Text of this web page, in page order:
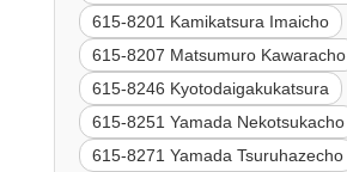
615-8201 Kamikatsura Imaicho
615-8207 Matsumuro Kawaracho
615-8246 Kyotodaigakukatsura
615-8251 Yamada Nekotsukacho
615-8271 Yamada Tsuruhazecho